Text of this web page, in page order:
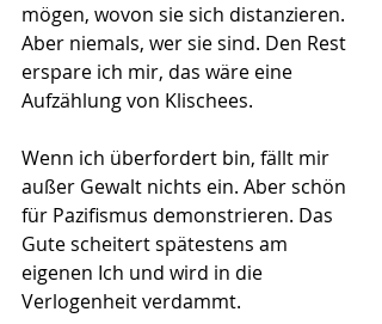
mögen, wovon sie sich distanzieren.
Aber niemals, wer sie sind. Den Rest
erspare ich mir, das wäre eine
Aufzählung von Klischees.
Wenn ich überfordert bin, fällt mir
außer Gewalt nichts ein. Aber schön
für Pazifismus demonstrieren. Das
Gute scheitert spätestens am
eigenen Ich und wird in die
Verlogenheit verdammt.